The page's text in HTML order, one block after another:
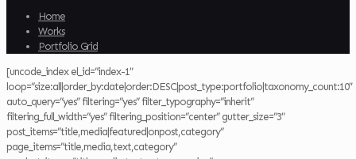
Home
Works
Portfolio Grid
[uncode_index el_id=”index-1″
loop=”size:all|order_by:date|order:DESC|post_type:portfolio|taxonomy_count:10″
auto_query=”yes” filtering=”yes” filter_typography=”inherit”
filtering_full_width=”yes” filtering_position=”center” gutter_size=”3″
post_items=”title,media|featured|onpost,category”
page_items=”title,media,text,category”